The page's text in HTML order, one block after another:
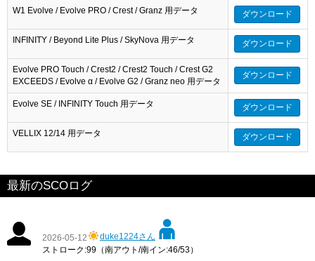
W1 Evolve / Evolve PRO / Crest / Granz 用データ ダウンロード
INFINITY / Beyond Lite Plus / SkyNova 用データ ダウンロード
Evolve PRO Touch / Crest2 / Crest2 Touch / Crest G2
EXCEEDS / Evolve α / Evolve G2 / Granz neo 用データ
ダウンロード
Evolve SE / INFINITY Touch 用データ ダウンロード
VELLIX 12/14 用データ ダウンロード
最新のSCOログ
2026-05-12
duke1224さん
ストローク:99（南アウト/南イン:46/53）